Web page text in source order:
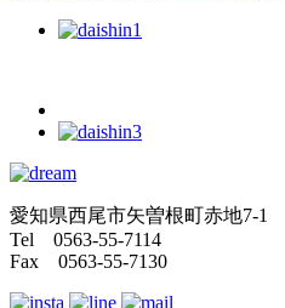
愛知県西尾市矢曽根町赤地7-1
Tel 0563-55-7114
Fax 0563-55-7130